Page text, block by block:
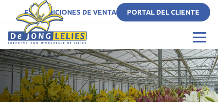
ESCONDICIONES DE VENTA PORTAL DEL CLIENTE